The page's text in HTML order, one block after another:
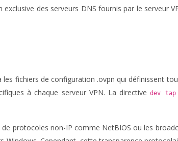
des serveurs DNS fournis par le serveur
les fichiers de configuration .ovpn qui définissent
à chaque serveur VPN. La directive dev tap
protocoles non-IP comme NetBIOS ou les